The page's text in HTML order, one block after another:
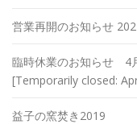
営業再開のお知らせ
臨時休業のお知らせ 4
[Temporarily closed:
益子の窯焚き2019